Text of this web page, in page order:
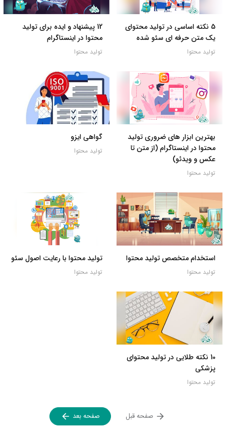
5 نکته اساسی در تولید محتوای
یک متن حرفه ای سئو شده
تولید محتوا
12 پیشنهاد و ایده برای تولید
محتوا در اینستاگرام
تولید محتوا
بهترین ابزار های ضروری تولید
محتوا در اینستاگرام (از متن تا
عکس و ویدئو)
تولید محتوا
گواهی ایزو
تولید محتوا
استخدام متخصص تولید محتوا
تولید محتوا
تولید محتوا با رعایت اصول سئو
تولید محتوا
10 نکته طلایی در تولید محتوای
پزشکی
تولید محتوا
صفحه قبل صفحه بعد